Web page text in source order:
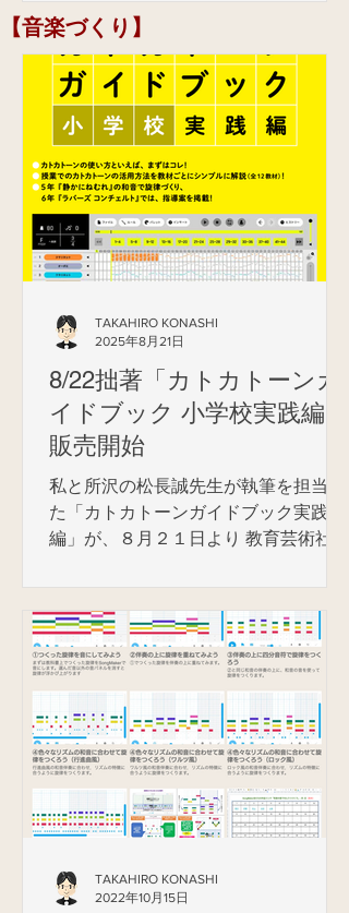
用意するようになる。前者は児童の待
ち時間が多く発生し、遊んだり騒いだ
り...
​【音楽づくり】
8/22拙著「カトカトーンガ
イドブック 小学校実践編」
販売開始
私と所沢の松長誠先生が執筆を担当し
た「カトカトーンガイドブック実践
編」が、８月２１日より 教育芸術社
トーンの操作解説がメインの「導入
編」については、無償でダウンロード
ができます。）...
TAKAHIRO KONASHI
2025年8月21日
TAKAHIRO KONASHI
2022年10月15日